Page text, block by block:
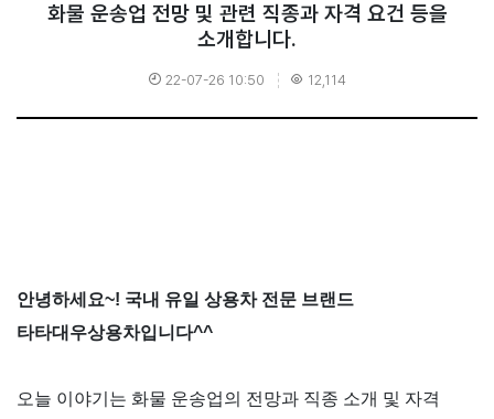
화물 운송업 전망 및 관련 직종과 자격 요건 등을
소개합니다.
22-07-26 10:50 12,114
안녕하세요~! 국내 유일 상용차 전문 브랜드
타타대우상용차입니다^^
오늘 이야기는 화물 운송업의 전망과 직종 소개 및 자격